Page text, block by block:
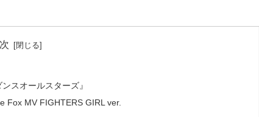
スオールスターズ』
Fox MV FIGHTERS GIRL ver.